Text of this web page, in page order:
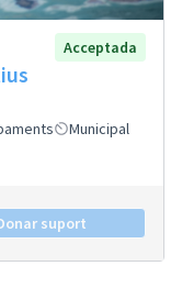
Acceptada
Municipal
suport